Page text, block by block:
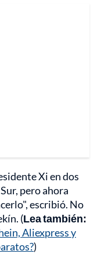
Xi en dos
pero ahora
escribió. No
(Lea también:
Aliexpress y
)